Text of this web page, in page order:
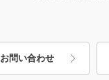
お問い合わせ